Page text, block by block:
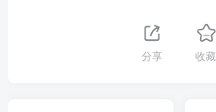
分享 收藏